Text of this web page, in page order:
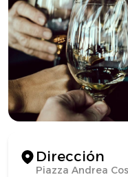
Dirección
Piazza Andrea